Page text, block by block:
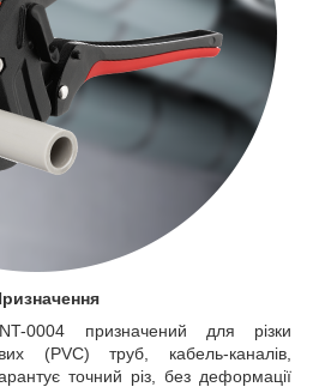
0004 призначений для різки
(PVC) труб, кабель-каналів,
точний різ, без деформації